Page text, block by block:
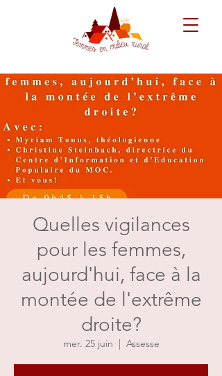
Quelles vigilances
pour les femmes,
aujourd'hui, face à la
montée de l'extrême
droite?
mer. 25 juin
  |
Assesse